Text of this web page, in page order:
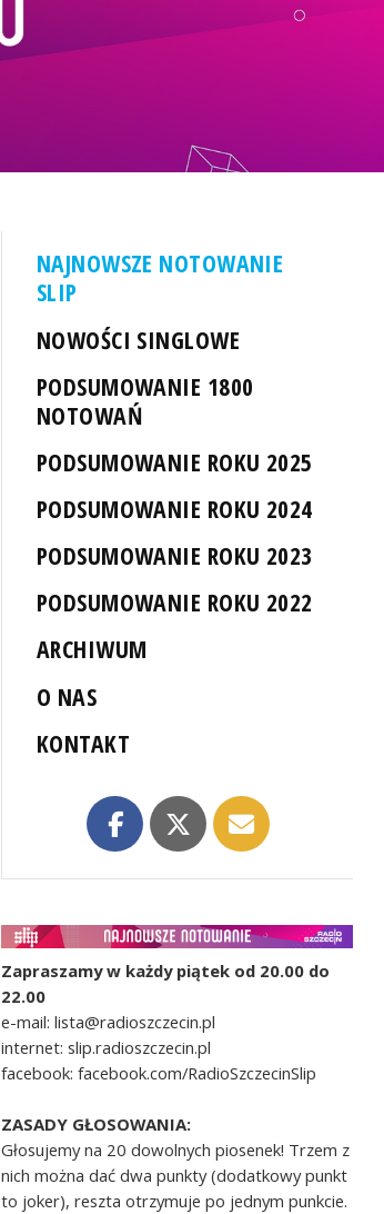
NAJNOWSZE NOTOWANIE
SLIP
NOWOŚCI SINGLOWE
PODSUMOWANIE 1800
NOTOWAŃ
PODSUMOWANIE ROKU 2025
PODSUMOWANIE ROKU 2024
PODSUMOWANIE ROKU 2023
PODSUMOWANIE ROKU 2022
ARCHIWUM
O NAS
KONTAKT
Zapraszamy w każdy piątek od 20.00 do
22.00
e-mail: lista@radioszczecin.pl
internet: slip.radioszczecin.pl
facebook: facebook.com/RadioSzczecinSlip
ZASADY GŁOSOWANIA:
Głosujemy na 20 dowolnych piosenek! Trzem z
nich można dać dwa punkty (dodatkowy punkt
to joker), reszta otrzymuje po jednym punkcie.